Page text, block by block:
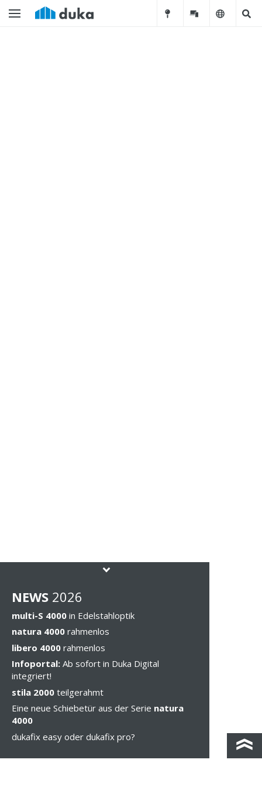
NEWS 2026
multi-S 4000 in Edelstahloptik
natura 4000 rahmenlos
libero 4000 rahmenlos
Infoportal: Ab sofort in Duka Digital
integriert!
stila 2000 teilgerahmt
Eine neue Schiebetür aus der Serie natura
4000
dukafix easy oder dukafix pro?